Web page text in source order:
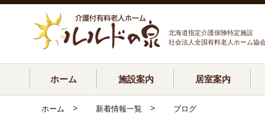
北海道指定介護保険特定施設
社会法人全国有料老人ホーム協
ホーム 施設案内 居室案内
ホーム > 新着情報一覧 > ブログ